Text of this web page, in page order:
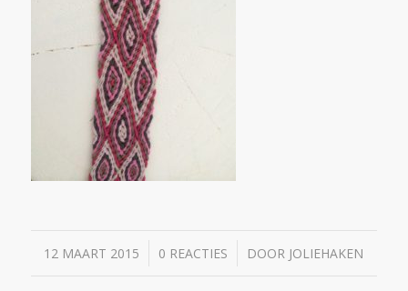
12 MAART 2015
/ 0 REACTIES
/ DOOR JOLIEHAKEN